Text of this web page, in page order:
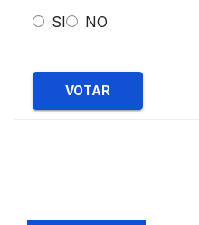
SI NO
VOTAR